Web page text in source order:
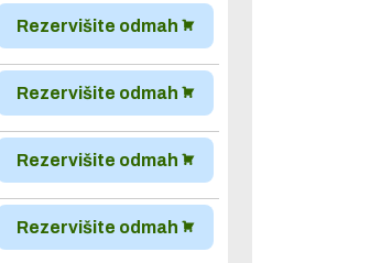
Rezervišite odmah
Rezervišite odmah
Rezervišite odmah
Rezervišite odmah